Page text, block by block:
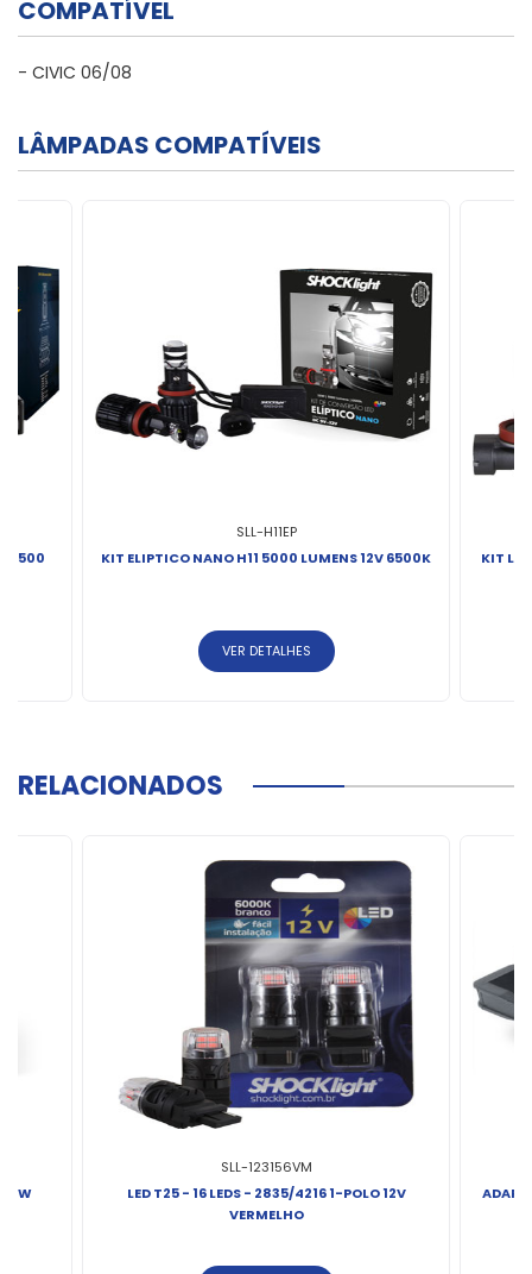
COMPATÍVEL
- CIVIC 06/08
LÂMPADAS COMPATÍVEIS
5500
SLL-H11EP
KIT ELIPTICO NANO H11 5000 LUMENS 12V 6500K
VER DETALHES
KIT
RELACIONADOS
SLL-123156VM
LED T25 - 16 LEDS - 2835/4216 1-POLO 12V
VERMELHO